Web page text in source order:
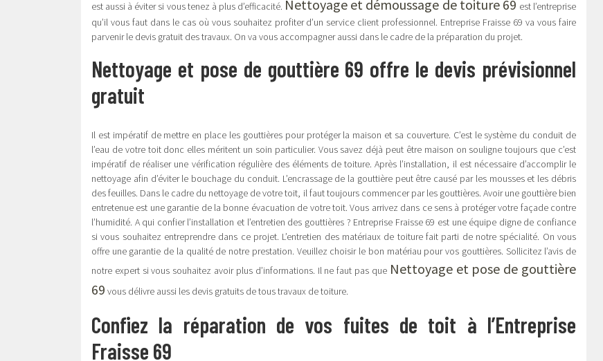
est aussi à éviter si vous tenez à plus d’efficacité. Nettoyage et démoussage de toiture 69 est l’entreprise
qu’il vous faut dans le cas où vous souhaitez profiter d’un service client professionnel. Entreprise Fraisse 69 va vous faire
parvenir le devis gratuit des travaux. On va vous accompagner aussi dans le cadre de la préparation du projet.
Nettoyage et pose de gouttière 69 offre le devis prévisionnel
gratuit
Il est impératif de mettre en place les gouttières pour protéger la maison et sa couverture. C’est le système du conduit de
l’eau de votre toit donc elles méritent un soin particulier. Vous savez déjà peut être maison on souligne toujours que c’est
impératif de réaliser une vérification régulière des éléments de toiture. Après l’installation, il est nécessaire d’accomplir le
nettoyage afin d’éviter le bouchage du conduit. L’encrassage de la gouttière peut être causé par les mousses et les débris
des feuilles. Dans le cadre du nettoyage de votre toit, il faut toujours commencer par les gouttières. Avoir une gouttière bien
entretenue est une garantie de la bonne évacuation de votre toit. Vous arrivez dans ce sens à protéger votre façade contre
l’humidité. A qui confier l’installation et l’entretien des gouttières ? Entreprise Fraisse 69 est une équipe digne de confiance
si vous souhaitez entreprendre dans ce projet. L’entretien des matériaux de toiture fait parti de notre spécialité. On vous
offre une garantie de la qualité de notre prestation. Veuillez choisir le bon matériau pour vos gouttières. Sollicitez l’avis de
notre expert si vous souhaitez avoir plus d’informations. Il ne faut pas que Nettoyage et pose de gouttière
69 vous délivre aussi les devis gratuits de tous travaux de toiture.
Confiez la réparation de vos fuites de toit à l’Entreprise
Fraisse 69